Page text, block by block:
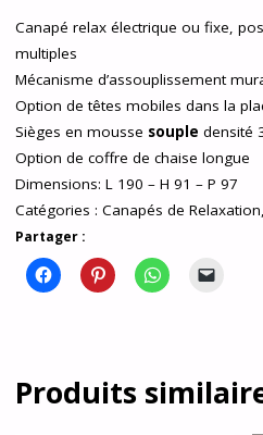
Canapé relax électrique ou fixe,
multiples
Mécanisme d’assouplissement mural
Option de têtes mobiles dans la
Sièges en mousse souple densité
Option de coffre de chaise longue
Dimensions: L 190 – H 91 – P 97
Catégories : Canapés de Relaxation,
Partager :
Produits